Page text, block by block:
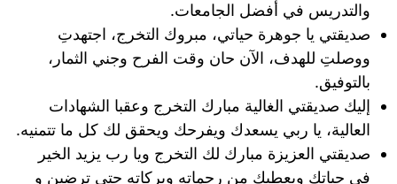
والتدريس في أفضل الجامعات.
صديقتي يا جوهرة حياتي، مبروك التخرج، اجتهدتِ
ووصلتِ للهدف، الآن حان وقت الفرح وجني الثمار،
بالتوفيق.
إليك صديقتي الغالية مبارك التخرج وعقبا الشهادات
العالية، يا ربي يسعدك ويفرحك ويحقق لك كل ما تتمنيه.
صديقتي العزيزة مبارك لك التخرج ويا رب يزيد الخير
في حياتك ويعطيك من رحماته وبركاته حتى ترضين و